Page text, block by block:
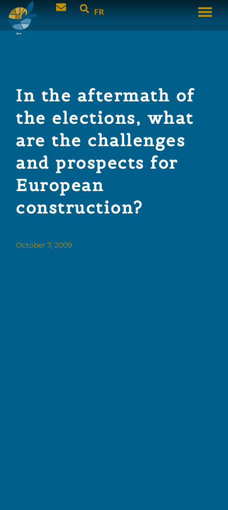
FR
In the aftermath of
the elections, what
are the challenges
and prospects for
European
construction?
October 7, 2009